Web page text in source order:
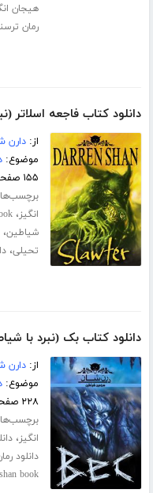
هیجان
رمان
دانلود کتاب فاجعه اسلاتر
از:دارن
موضوع:
۱۵۵ صفحه
انگیز،
شیاطین،
تحیلی،
دانلود کتاب بک (نبرد با
از:دارن
موضوع:
۲۲۸ صفحه
انگیز،
دانلود
shan book